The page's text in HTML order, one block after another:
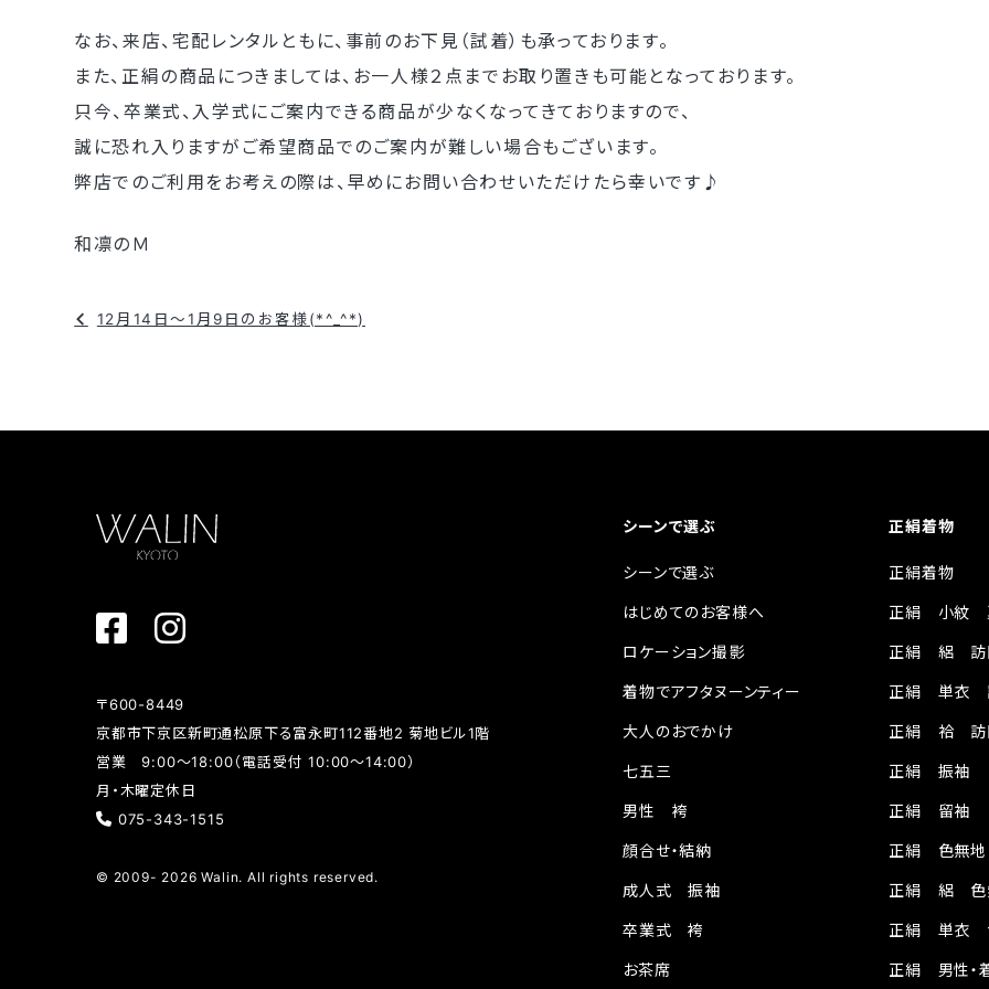
なお、来店、宅配レンタルともに、事前のお下見（試着）も承っております。
また、正絹の商品につきましては、お一人様２点までお取り置きも可能となっております。
只今、卒業式、入学式にご案内できる商品が少なくなってきておりますので、
誠に恐れ入りますがご希望商品でのご案内が難しい場合もございます。
弊店でのご利用をお考えの際は、早めにお問い合わせいただけたら幸いです♪
和凛のＭ
投
ビ
12月14日～1月9日のお客様(*^_^*)
シーンで選ぶ
シーンで選ぶ
はじめてのお客様へ
ロケーション撮影
着物でアフタヌーンティー
大人のおでかけ
七五三
男性 袴
顔合せ・結納
成人式 振袖
卒業式 袴
お茶席
正絹着物
正絹着物
正絹 小紋
正絹 絽 訪
正絹 単衣
正絹 袷 訪
正絹 振袖
正絹 留袖
正絹 色無地
正絹 絽 色
正絹 単衣
正絹 男性・
〒600-8449
京都市下京区新町通松原下る富永町112番地2 菊地ビル1階
営業 9:00～18:00（電話受付 10:00～14:00）
月・木曜定休日
075-343-1515
© 2009- 2026 Walin. All rights reserved.